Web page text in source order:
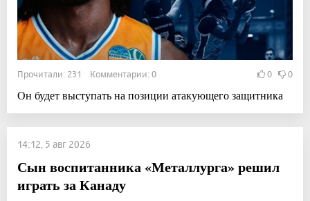
Прочитали: 231 Комментарии: 0 0 0
Он будет выступать на позиции атакующего защитника
14:12, 5 авг 2026
Сын воспитанника «Металлурга» решил
играть за Канаду